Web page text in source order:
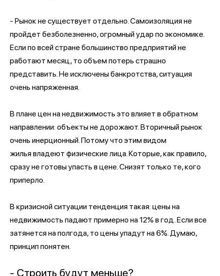
- Рынок не существует отдельно. Самоизоляция не
пройдет безболезненно, огромный удар по экономике.
Если по всей стране большинство предприятий не
работают месяц, то объем потерь страшно
представить. Не исключены банкротства, ситуация
очень напряженная.
В плане цен на недвижимость это влияет в обратном
направлении: объекты не дорожают. Вторичный рынок
очень инерционный. Потому что этим видом
жилья владеют физические лица. Которые, как правило,
сразу не готовы упасть в цене. Снизят только те, кого
приперло.
В кризисной ситуации тенденция такая: цены на
недвижимость падают примерно на 12% в год. Если все
затянется на полгода, то цены упадут на 6%. Думаю,
принцип понятен.
- Строить будут меньше?